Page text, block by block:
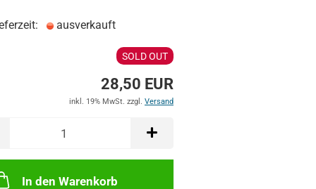
ausverkauft
SOLD OUT
28,50 EUR
inkl. 19% MwSt. zzgl. Versand
In den Warenkorb